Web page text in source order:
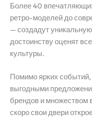
Более 40
ретро-моделей до
— создадут
достоинству оценят
культуры.
Помимо ярких событий,
выгодными
брендов и множеством
скоро свои двери